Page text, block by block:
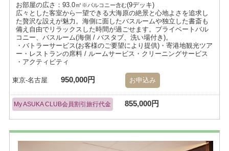
お部屋の広さ：93.0㎡ ※バルコニー含む(9デッキ)
広々とした客室から一望できる大海原の絶景と心地よさを追求し
た贅沢な設えが魅力。海側に面したバスルームや独立した書斎も
備え自由でリラックスした時間が過ごせます。プライベートバル
コニー、バスルーム(海側 / バスタブ、洗い場付き)。
・バトラーサービス(お客様のご要望により提供)・寄港地観光ツア
ー・レストランの席料 / ルームサービス・クリーニングサービス
・アクティビティ
東京-名古屋 950,000円 お申込み
My ASUKA CLUB会員割引旅行代金 855,000円